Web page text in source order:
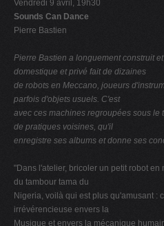
Vendredi 9 avril, 19h30
Sounds Can Dance
Pierre Bastien
Pierre Bastien a longuement construit
domestique et privé fait de dizaines
de robots en Meccano, joueurs
parfois d'objets usuels. C'est
avec ces machines regroupées sous le
de pratiques voisines, qu'il
enregistre ses albums et donne ses
"Dans l'atelier, bricoler un petit robot
du tambour tama du
Nigeria, voilà qui est plus qu'amusant :
irrévérencieuse envers la
Musique et envers la mécanique